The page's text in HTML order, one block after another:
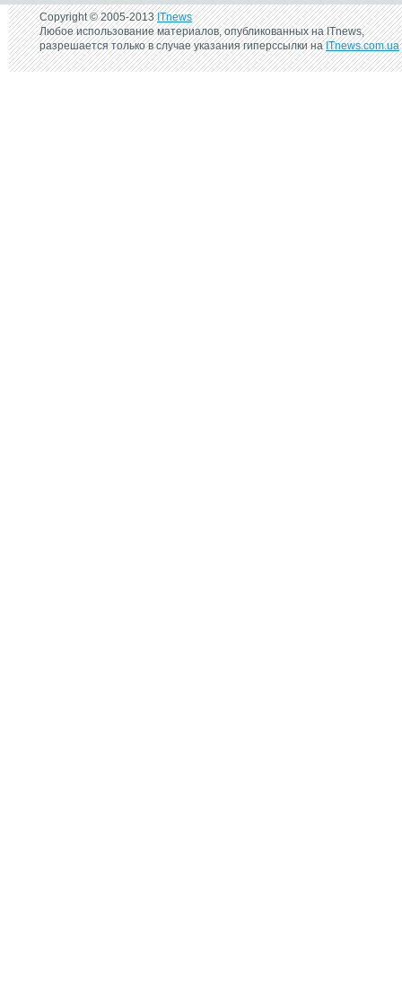
Copyright © 2005-2013ITnews
Любое использование материалов, опубликованных на ITnews,
разрешается только в случае указания гиперссылки наITnews.com.ua